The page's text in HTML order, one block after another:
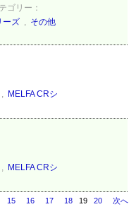
ゴリー：
ーズ, その他
MELFA CRシ
MELFA CRシ
15 16 17 18 19 20 次へ